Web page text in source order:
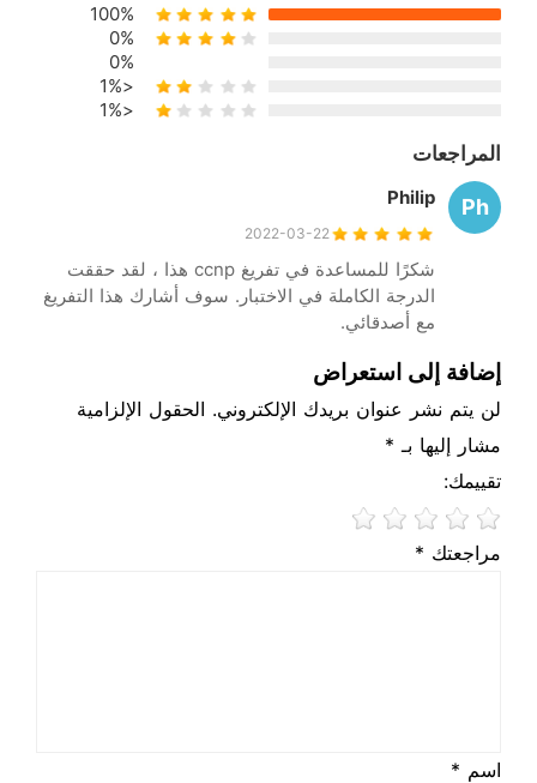
100%
0%
0%
<1%
<1%
المراجعات
Ph
Philip
2022-03-22
شكرًا للمساعدة في تفريغ ccnp هذا ، لقد حققت
الدرجة الكاملة في الاختبار. سوف أشارك هذا التفريغ
مع أصدقائي.
إضافة إلى استعراض
لن يتم نشر عنوان بريدك الإلكتروني. الحقول الإلزامية
مشار إليها بـ *
تقييمك:
مراجعتك *
اسم *